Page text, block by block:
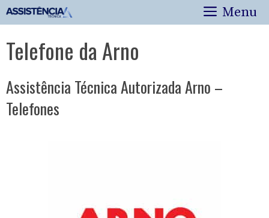
Pular
para
conteúdo
Menu
Telefone da Arno
Assistência Técnica Autorizada Arno –
Telefones